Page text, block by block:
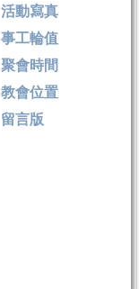
活動寫真
事工輪值
聚會時間
教會位置
留言版